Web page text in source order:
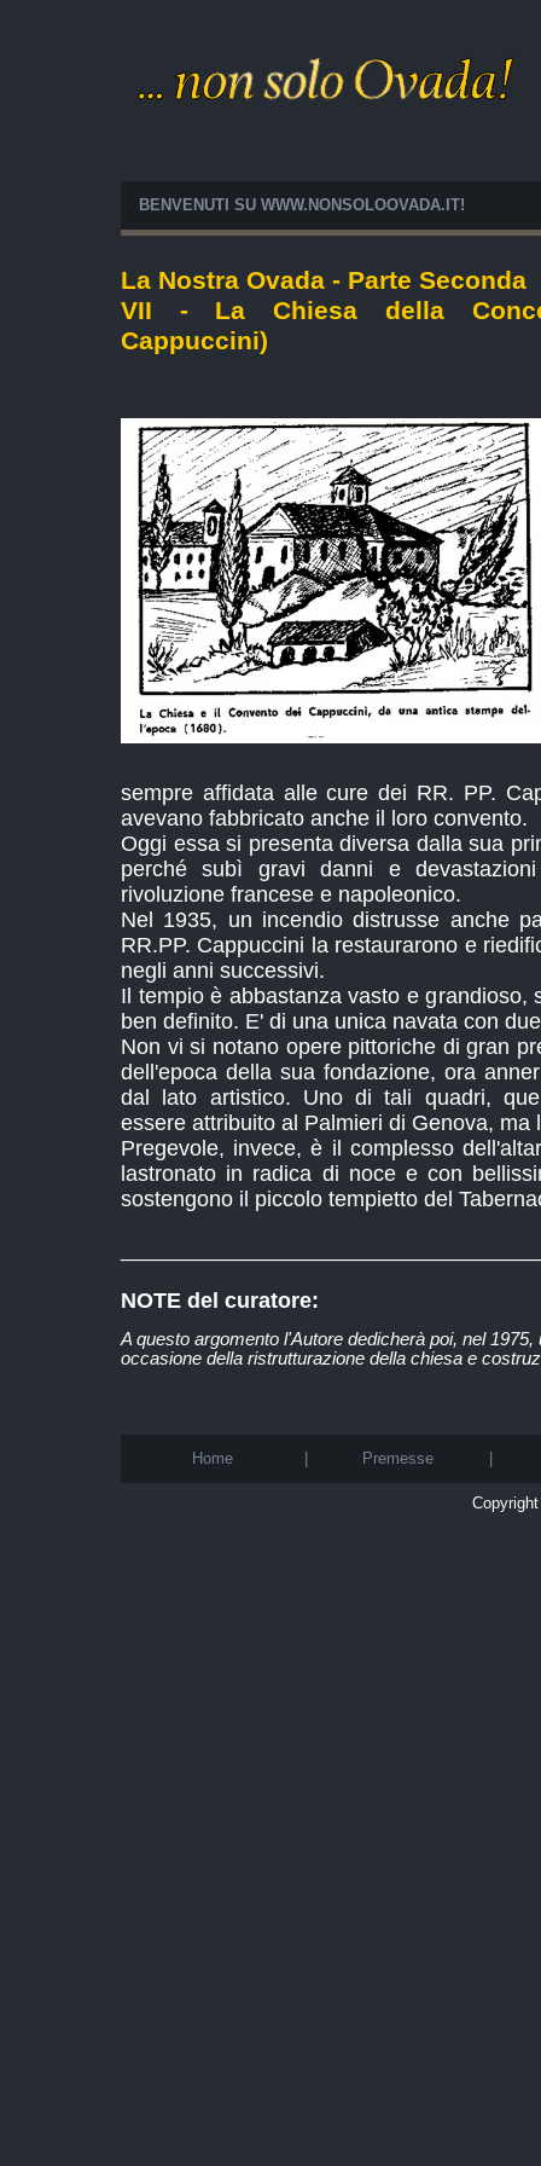
BENVENUTI SU WWW.NONSOLOOVADA.IT!
La Nostra Ovada - Parte Seconda
VII - La Chiesa della
Cappuccini)
sempre affidata alle cure dei RR. PP.
avevano fabbricato anche il loro convento.
Oggi essa si presenta diversa dalla sua
perché subì gravi danni e
rivoluzione francese e napoleonico.
Nel 1935, un incendio distrusse anche
RR.PP. Cappuccini la restaurarono e
negli anni successivi.
Il tempio è abbastanza vasto e grandioso,
ben definito. E' di una unica navata con
Non vi si notano opere pittoriche di gran
dell'epoca della sua fondazione, ora
dal lato artistico. Uno di tali quadri,
essere attribuito al Palmieri di Genova, ma
Pregevole, invece, è il complesso
lastronato in radica di noce e con
sostengono il piccolo tempietto del
NOTE del curatore:
A questo argomento l'Autore dedicherà poi, nel
occasione della ristrutturazione della chiesa e
Home Premesse